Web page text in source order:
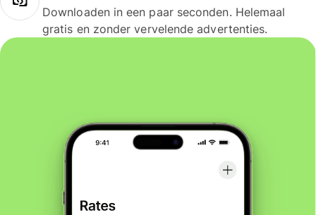
Downloaden in een paar seconden. Helemaal
gratis en zonder vervelende advertenties.